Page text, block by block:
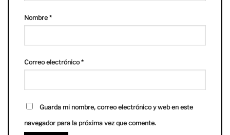
Nombre *
Correo electrónico*
Guarda mi nombre, correo electrónico y web en este
navegador para la próxima vez que comente.